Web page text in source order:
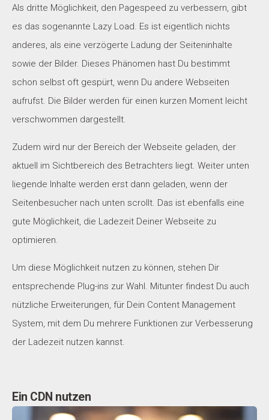
Als dritte Möglichkeit, den Pagespeed zu verbessern, gibt
es das sogenannte Lazy Load. Es ist eigentlich nichts
anderes, als eine verzögerte Ladung der Seiteninhalte
sowie der Bilder. Dieses Phänomen hast Du bestimmt
schon selbst oft gespürt, wenn Du andere Webseiten
aufrufst. Die Bilder werden für einen kurzen Moment leicht
verschwommen dargestellt.
Zudem wird nur der Bereich der Webseite geladen, der
aktuell im Sichtbereich des Betrachters liegt. Weiter unten
liegende Inhalte werden erst dann geladen, wenn der
Seitenbesucher nach unten scrollt. Das ist ebenfalls eine
gute Möglichkeit, die Ladezeit Deiner Webseite zu
optimieren.
Um diese Möglichkeit nutzen zu können, stehen Dir
entsprechende Plug-ins zur Wahl. Mitunter findest Du auch
nützliche Erweiterungen, für Dein Content Management
System, mit dem Du mehrere Funktionen zur Verbesserung
der Ladezeit nutzen kannst.
Ein CDN nutzen